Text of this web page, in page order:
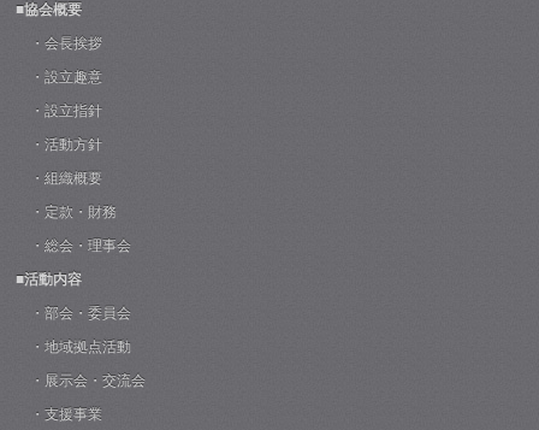
■協会概要
・会長挨拶
・設立趣意
・設立指針
・活動方針
・組織概要
・定款・財務
・総会・理事会
■活動内容
・部会・委員会
・地域拠点活動
・展示会・交流会
・支援事業